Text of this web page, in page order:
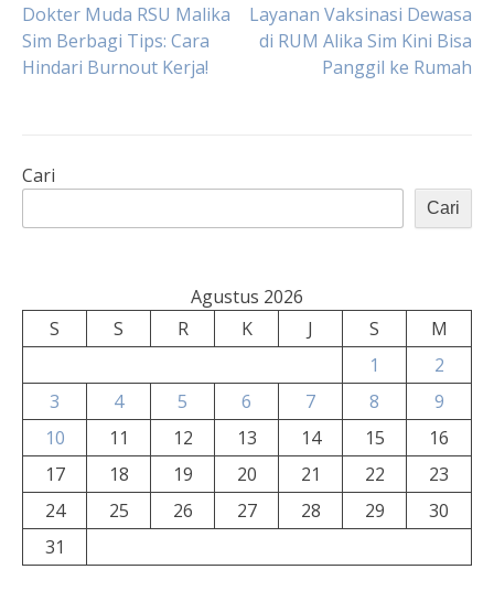
Navigasi
pos
Dokter Muda RSU Malika
Sim Berbagi Tips: Cara
Hindari Burnout Kerja!
Layanan Vaksinasi Dewasa
di RUM Alika Sim Kini Bisa
Panggil ke Rumah
Cari
Cari
Agustus 2026
S
S R K J S
M
1
2
3
4 5 6 7 8
9
10
11 12 13 14 15
16
17
18 19 20 21 22
23
24
25 26 27 28 29
30
31